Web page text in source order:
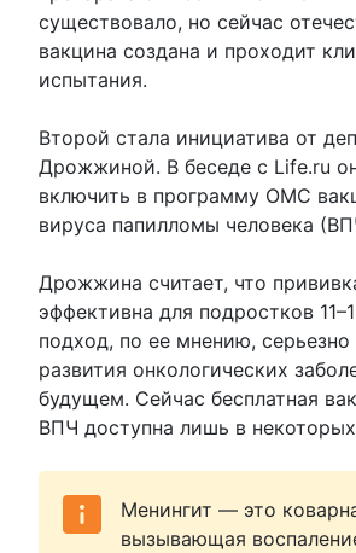
существовало, но сейчас
вакцина создана и проходит
испытания.
Второй стала инициатива от
Дрожжиной. В беседе с Life.ru
включить в программу ОМС
вируса папилломы человека
Дрожжина считает, что
эффективна для подростков
подход, по ее мнению,
развития онкологических
будущем. Сейчас бесплатная
ВПЧ доступна лишь в
Менингит — это
вызывающая